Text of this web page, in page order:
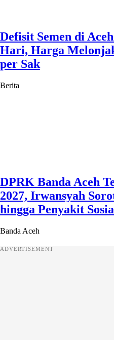
Defisit Semen di
Hari, Harga
per Sak
Berita
DPRK Banda Aceh
2027, Irwansyah
hingga Penyakit
Banda Aceh
ADVERTISEMENT